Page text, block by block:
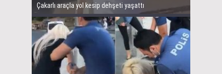
Çakarlı araçla yol kesip dehşeti yaşattı